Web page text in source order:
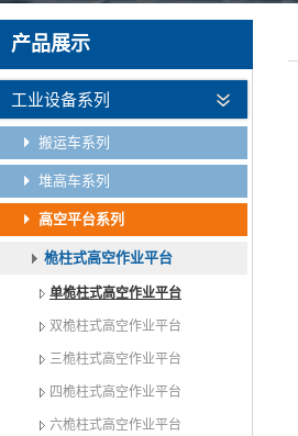
产品展示
工业设备系列
搬运车系列
堆高车系列
高空平台系列
桅柱式高空作业平台
单桅柱式高空作业平台
双桅柱式高空作业平台
三桅柱式高空作业平台
四桅柱式高空作业平台
六桅柱式高空作业平台